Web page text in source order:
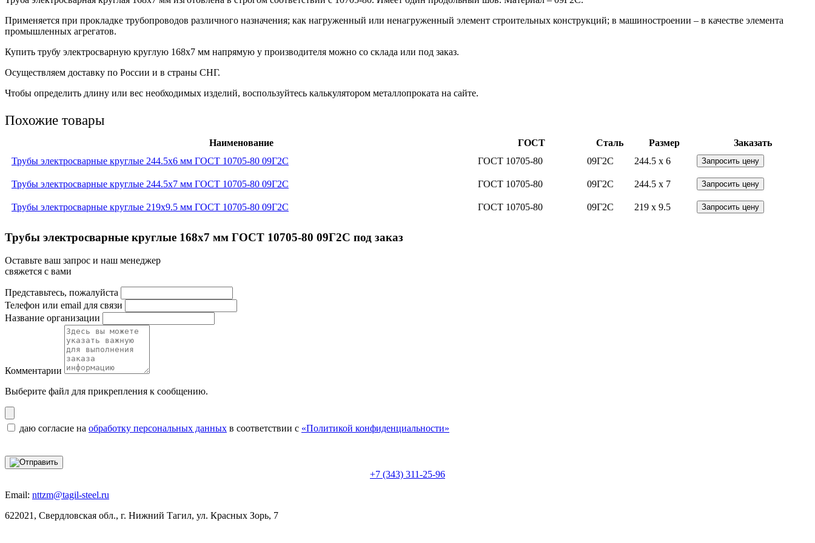
Применяется при прокладке трубопроводов различного назначения; как нагруженный или ненагруженный элемент строительных конструкций; в машиностроении – в качестве элемента
промышленных агрегатов.
Купить трубу электросварную круглую 168х7 мм напрямую у производителя можно со склада или под заказ.
Осуществляем доставку по России и в страны СНГ.
Чтобы определить длину или вес необходимых изделий, воспользуйтесь калькулятором металлопроката на сайте.
Похожие товары
Наименование ГОСТ Сталь Размер
Заказать
Трубы электросварные круглые 244.5x6 мм ГОСТ 10705-80 09Г2С
ГОСТ 10705-80 09Г2С 244.5 x 6 Запросить цену
Трубы электросварные круглые 244.5x7 мм ГОСТ 10705-80 09Г2С ГОСТ 10705-80 09Г2С 244.5 x 7 Запросить цену
Трубы электросварные круглые 219x9.5 мм ГОСТ 10705-80 09Г2С ГОСТ 10705-80 09Г2С 219 x 9.5 Запросить цену
Трубы электросварные круглые 168x7 мм ГОСТ 10705-80 09Г2С под заказ
Оставьте ваш запрос и наш менеджер
свяжется с вами
Представьтесь, пожалуйста
Телефон или email для связи
Название организации
Комментарии
Выберите файл для прикрепления к сообщению.
даю согласие на обработку персональных данных в соответствии с «Политикой конфиденциальности»
+7 (343) 311-25-96
Email: nttzm@tagil-steel.ru
622021, Свердловская обл., г. Нижний Тагил, ул. Красных Зорь, 7